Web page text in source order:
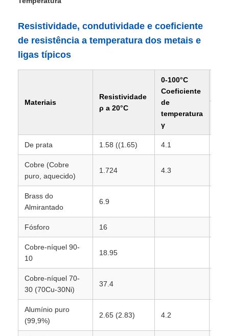
Resistividade, condutividade e coeficiente
de resistência a temperatura dos metais e
ligas típicos
Materiais
Resistividade
ρ a 20°C
0-100°C
Coeficiente
de
temperatura
γ
De prata 1.58 ((1.65) 4.1
Cobre (Cobre
puro, aquecido)
1.724 4.3
Brass do
Almirantado
6.9
Fósforo 16
Cobre-níquel 90-
10
18.95
Cobre-níquel 70-
30 (70Cu-30Ni)
37.4
Alumínio puro
(99,9%)
2.65 (2.83) 4.2